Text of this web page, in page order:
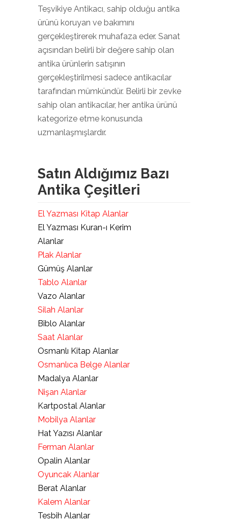
Teşvikiye Antikacı, sahip olduğu antika
ürünü koruyan ve bakımını
gerçekleştirerek muhafaza eder. Sanat
açısından belirli bir değere sahip olan
antika ürünlerin satışının
gerçekleştirilmesi sadece antikacılar
tarafından mümkündür. Belirli bir zevke
sahip olan antikacılar, her antika ürünü
kategorize etme konusunda
uzmanlaşmışlardır.
Satın Aldığımız Bazı
Antika Çeşitleri
El Yazması Kitap Alanlar
El Yazması Kuran-ı Kerim
Alanlar
Plak Alanlar
Gümüş Alanlar
Tablo Alanlar
Vazo Alanlar
Silah Alanlar
Biblo Alanlar
Saat Alanlar
Osmanlı Kitap Alanlar
Osmanlıca Belge Alanlar
Madalya Alanlar
Nişan Alanlar
Kartpostal Alanlar
Mobilya Alanlar
Hat Yazısı Alanlar
Ferman Alanlar
Opalin Alanlar
Oyuncak Alanlar
Berat Alanlar
Kalem Alanlar
Tesbih Alanlar